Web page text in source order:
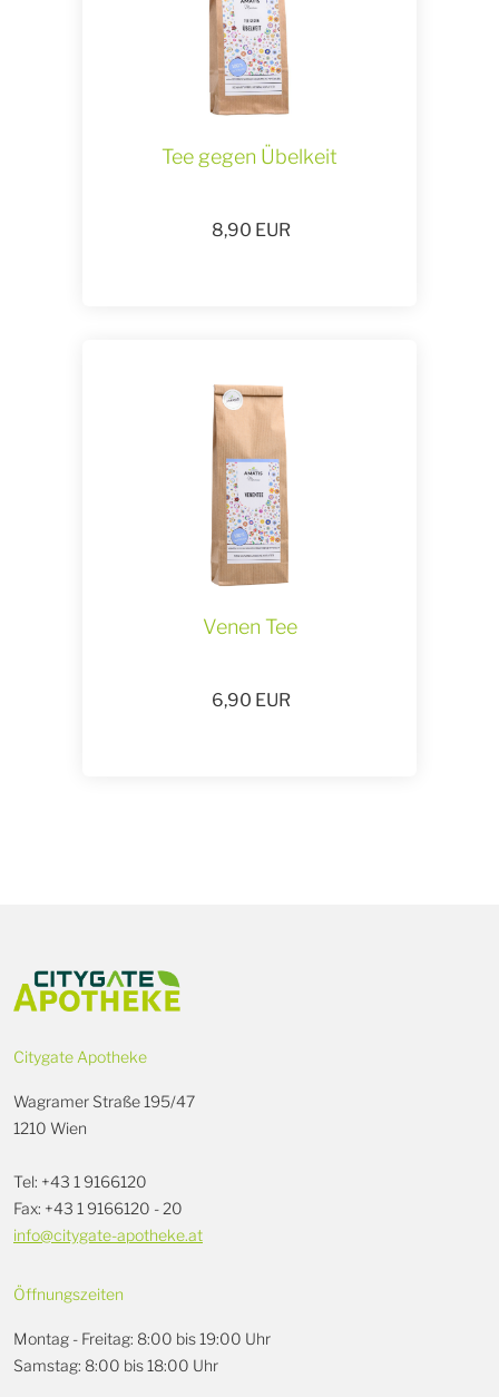
Tee gegen Übelkeit
8,90 EUR
Venen Tee
6,90 EUR
Citygate Apotheke
Wagramer Straße 195/47
1210 Wien
Tel: +43 1 9166120
Fax: +43 1 9166120 - 20
info@citygate-apotheke.at
Öffnungszeiten
Montag - Freitag: 8:00 bis 19:00 Uhr
Samstag: 8:00 bis 18:00 Uhr